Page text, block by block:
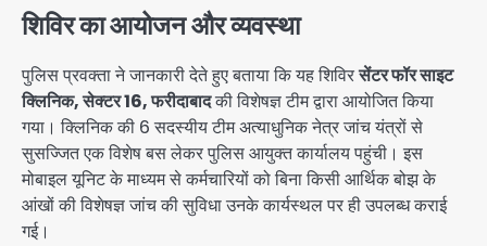
शिविर का आयोजन और व्यवस्था
पुलिस प्रवक्ता ने जानकारी देते हुए बताया कि यह शिविरसेंटर फॉर साइट
क्लिनिक, सेक्टर 16, फरीदाबादकी विशेषज्ञ टीम द्वारा आयोजित किया
गया। क्लिनिक की 6 सदस्यीय टीम अत्याधुनिक नेत्र जांच यंत्रों से
सुसज्जित एक विशेष बस लेकर पुलिस आयुक्त कार्यालय पहुंची। इस
मोबाइल यूनिट के माध्यम से कर्मचारियों को बिना किसी आर्थिक बोझ के
आंखों की विशेषज्ञ जांच की सुविधा उनके कार्यस्थल पर ही उपलब्ध कराई
गई।